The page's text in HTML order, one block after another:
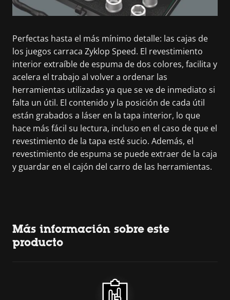
Perfectas hasta el más mínimo detalle: las cajas de
los juegos carraca Zyklop Speed. El revestimiento
interior extraíble de espuma de dos colores, facilita y
acelera el trabajo al volver a ordenar las
herramientas utilizadas ya que se ve de inmediato si
falta un útil. El contenido y la posición de cada útil
están grabados a láser en la tapa interior, lo que
hace más fácil su lectura, incluso en el caso de que el
revestimiento de la tapa esté sucio. Además, el
revestimiento de espuma se puede extraer de la caja
y guardar en el cajón del carro de las herramientas.
Más información sobre este
producto